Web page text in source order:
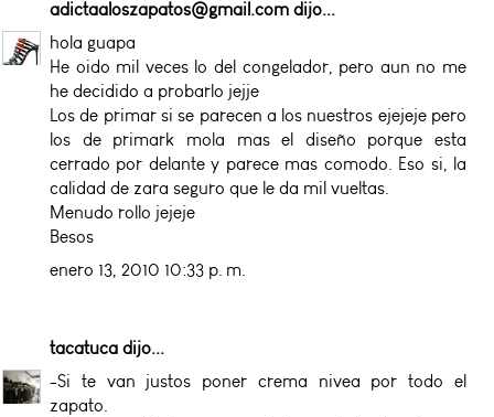
adictaaloszapatos@gmail.com dijo...
hola guapa
He oido mil veces lo del congelador, pero aun no me
he decidido a probarlo jejje
Los de primar si se parecen a los nuestros ejejeje pero
los de primark mola mas el diseño porque esta
cerrado por delante y parece mas comodo. Eso si, la
calidad de zara seguro que le da mil vueltas.
Menudo rollo jejeje
Besos
enero 13, 2010 10:33 p. m.
tacatuca dijo...
-Si te van justos poner crema nivea por todo el
zapato.